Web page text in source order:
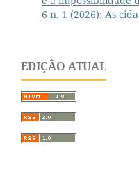
6 n. 1 (2026): As
EDIÇÃO ATUAL